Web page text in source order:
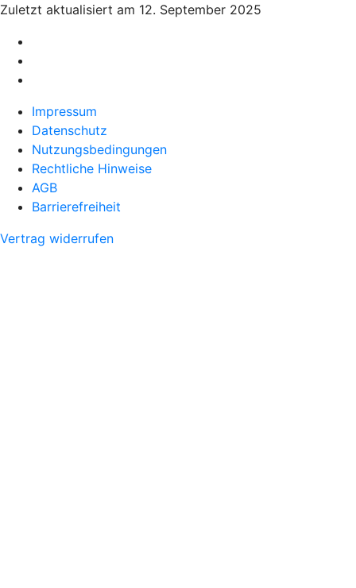
Zuletzt aktualisiert am 12. September 2025
Impressum
Datenschutz
Nutzungsbedingungen
Rechtliche Hinweise
AGB
Barrierefreiheit
Vertrag widerrufen